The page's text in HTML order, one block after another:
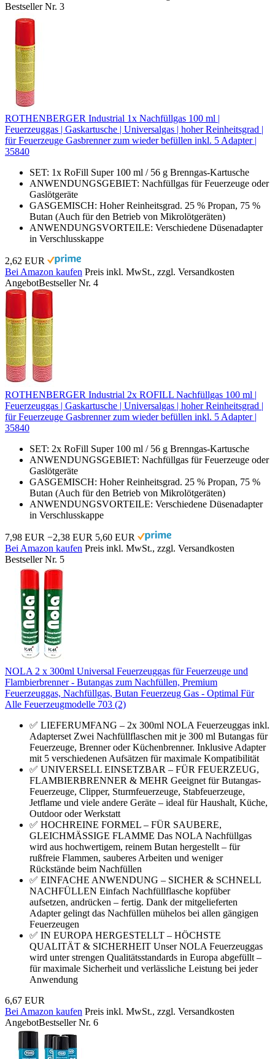
Bestseller Nr. 3
ROTHENBERGER Industrial 1x Nachfüllgas 100 ml |
Feuerzeuggas | Gaskartusche | Universalgas | hoher Reinheitsgrad |
für Feuerzeuge Gasbrenner zum wieder befüllen inkl. 5 Adapter |
35840
SET: 1x RoFill Super 100 ml / 56 g Brenngas-Kartusche
ANWENDUNGSGEBIET: Nachfüllgas für Feuerzeuge oder
Gaslötgeräte
GASGEMISCH: Hoher Reinheitsgrad. 25 % Propan, 75 %
Butan (Auch für den Betrieb von Mikrolötgeräten)
ANWENDUNGSVORTEILE: Verschiedene Düsenadapter
in Verschlusskappe
2,62 EUR
Bei Amazon kaufen Preis inkl. MwSt., zzgl. Versandkosten
AngebotBestseller Nr. 4
ROTHENBERGER Industrial 2x ROFILL Nachfüllgas 100 ml |
Feuerzeuggas | Gaskartusche | Universalgas | hoher Reinheitsgrad |
für Feuerzeuge Gasbrenner zum wieder befüllen inkl. 5 Adapter |
35840
SET: 2x RoFill Super 100 ml / 56 g Brenngas-Kartusche
ANWENDUNGSGEBIET: Nachfüllgas für Feuerzeuge oder
Gaslötgeräte
GASGEMISCH: Hoher Reinheitsgrad. 25 % Propan, 75 %
Butan (Auch für den Betrieb von Mikrolötgeräten)
ANWENDUNGSVORTEILE: Verschiedene Düsenadapter
in Verschlusskappe
7,98 EUR −2,38 EUR 5,60 EUR
Bei Amazon kaufen Preis inkl. MwSt., zzgl. Versandkosten
Bestseller Nr. 5
NOLA 2 x 300ml Universal Feuerzeuggas für Feuerzeuge und
Flambierbrenner - Butangas zum Nachfüllen, Premium
Feuerzeuggas, Nachfüllgas, Butan Feuerzeug Gas - Optimal Für
Alle Feuerzeugmodelle 703 (2)
✅ LIEFERUMFANG – 2x 300ml NOLA Feuerzeuggas inkl.
Adapterset Zwei Nachfüllflaschen mit je 300 ml Butangas für
Feuerzeuge, Brenner oder Küchenbrenner. Inklusive Adapter
mit 5 verschiedenen Aufsätzen für maximale Kompatibilität
✅ UNIVERSELL EINSETZBAR – FÜR FEUERZEUG,
FLAMBIERBRENNER & MEHR Geeignet für Butangas-
Feuerzeuge, Clipper, Sturmfeuerzeuge, Stabfeuerzeuge,
Jetflame und viele andere Geräte – ideal für Haushalt, Küche,
Outdoor oder Werkstatt
✅ HOCHREINE FORMEL – FÜR SAUBERE,
GLEICHMÄSSIGE FLAMME Das NOLA Nachfüllgas
wird aus hochwertigem, reinem Butan hergestellt – für
rußfreie Flammen, sauberes Arbeiten und weniger
Rückstände beim Nachfüllen
✅ EINFACHE ANWENDUNG – SICHER & SCHNELL
NACHFÜLLEN Einfach Nachfüllflasche kopfüber
aufsetzen, andrücken – fertig. Dank der mitgelieferten
Adapter gelingt das Nachfüllen mühelos bei allen gängigen
Feuerzeugen
✅ IN EUROPA HERGESTELLT – HÖCHSTE
QUALITÄT & SICHERHEIT Unser NOLA Feuerzeuggas
wird unter strengen Qualitätsstandards in Europa abgefüllt –
für maximale Sicherheit und verlässliche Leistung bei jeder
Anwendung
6,67 EUR
Bei Amazon kaufen Preis inkl. MwSt., zzgl. Versandkosten
AngebotBestseller Nr. 6